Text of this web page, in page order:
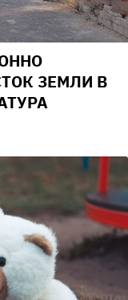
ЗЕМЛИ В